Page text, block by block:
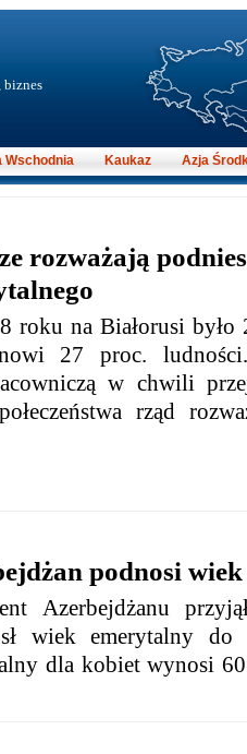
rozważają
roku na Białorusi było
27 proc.
w chwili
rząd
podnosi
Azerbejdżanu
wiek emerytalny
dla kobiet wynosi
biznes
Wschodnia Kaukaz Azja